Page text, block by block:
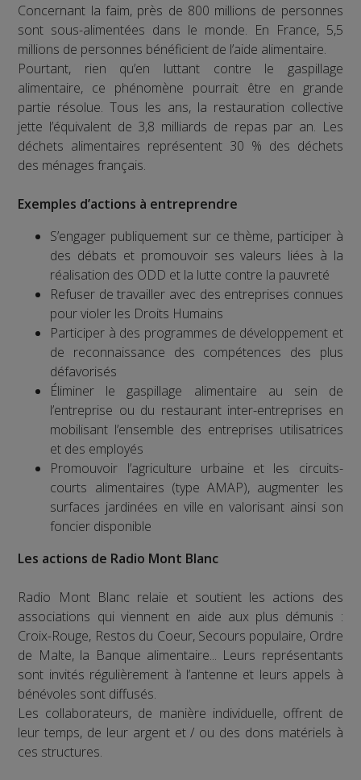
Concernant la faim, près de 800 millions de personnes
sont sous-alimentées dans le monde. En France, 5,5
millions de personnes bénéficient de l’aide alimentaire.
Pourtant, rien qu’en luttant contre le gaspillage
alimentaire, ce phénomène pourrait être en grande
partie résolue. Tous les ans, la restauration collective
jette l’équivalent de 3,8 milliards de repas par an. Les
déchets alimentaires représentent 30 % des déchets
des ménages français.
Exemples d’actions à entreprendre
S’engager publiquement sur ce thème, participer à
des débats et promouvoir ses valeurs liées à la
réalisation des ODD et la lutte contre la pauvreté
Refuser de travailler avec des entreprises connues
pour violer les Droits Humains
Participer à des programmes de développement et
de reconnaissance des compétences des plus
défavorisés
Éliminer le gaspillage alimentaire au sein de
l’entreprise ou du restaurant inter-entreprises en
mobilisant l’ensemble des entreprises utilisatrices
et des employés
Promouvoir l’agriculture urbaine et les circuits-
courts alimentaires (type AMAP), augmenter les
surfaces jardinées en ville en valorisant ainsi son
foncier disponible
Les actions de Radio Mont Blanc
Radio Mont Blanc relaie et soutient les actions des
associations qui viennent en aide aux plus démunis :
Croix-Rouge, Restos du Coeur, Secours populaire, Ordre
de Malte, la Banque alimentaire... Leurs représentants
sont invités régulièrement à l’antenne et leurs appels à
bénévoles sont diffusés.
Les collaborateurs, de manière individuelle, offrent de
leur temps, de leur argent et / ou des dons matériels à
ces structures.